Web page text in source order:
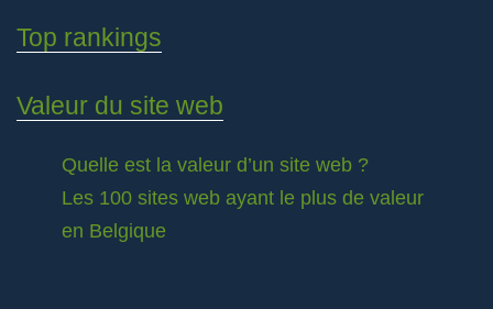
Top rankings
Valeur du site web
Quelle est la valeur d’un site web ?
Les 100 sites web ayant le plus de valeur
en Belgique